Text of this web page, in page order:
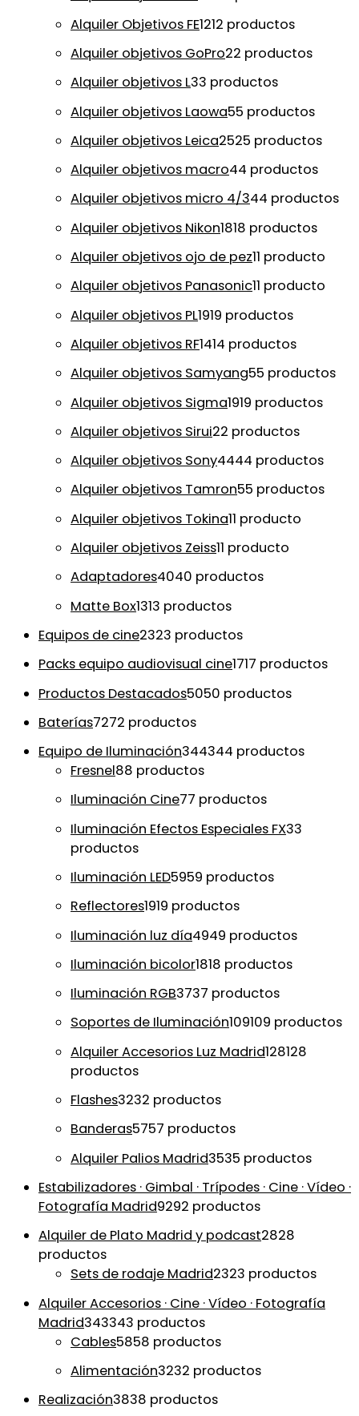
Alquiler Objetivos FE1212 productos
Alquiler objetivos GoPro22 productos
Alquiler objetivos L33 productos
Alquiler objetivos Laowa55 productos
Alquiler objetivos Leica2525 productos
Alquiler objetivos macro44 productos
Alquiler objetivos micro 4/344 productos
Alquiler objetivos Nikon1818 productos
Alquiler objetivos ojo de pez11 producto
Alquiler objetivos Panasonic11 producto
Alquiler objetivos PL1919 productos
Alquiler objetivos RF1414 productos
Alquiler objetivos Samyang55 productos
Alquiler objetivos Sigma1919 productos
Alquiler objetivos Sirui22 productos
Alquiler objetivos Sony4444 productos
Alquiler objetivos Tamron55 productos
Alquiler objetivos Tokina11 producto
Alquiler objetivos Zeiss11 producto
Adaptadores4040 productos
Matte Box1313 productos
Equipos de cine2323 productos
Packs equipo audiovisual cine1717 productos
Productos Destacados5050 productos
Baterías7272 productos
Equipo de Iluminación344344 productos
Fresnel88 productos
Iluminación Cine77 productos
Iluminación Efectos Especiales FX33
productos
Iluminación LED5959 productos
Reflectores1919 productos
Iluminación luz día4949 productos
Iluminación bicolor1818 productos
Iluminación RGB3737 productos
Soportes de Iluminación109109 productos
Alquiler Accesorios Luz Madrid128128
productos
Flashes3232 productos
Banderas5757 productos
Alquiler Palios Madrid3535 productos
Estabilizadores · Gimbal · Trípodes · Cine · Vídeo ·
Fotografía Madrid9292 productos
Alquiler de Plato Madrid y podcast2828
productos
Sets de rodaje Madrid2323 productos
Alquiler Accesorios · Cine · Vídeo · Fotografía
Madrid343343 productos
Cables5858 productos
Alimentación3232 productos
Realización3838 productos